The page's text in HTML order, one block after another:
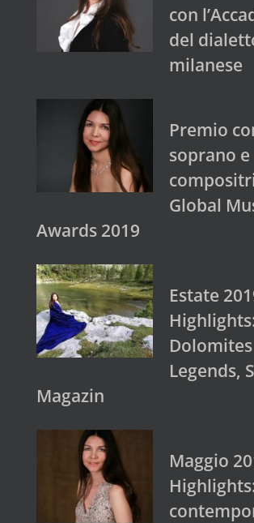
con
del
milanese
Premio
soprano e
Global
Awards 2019
Estate
Dolomites
Legends,
Magazin
Maggio